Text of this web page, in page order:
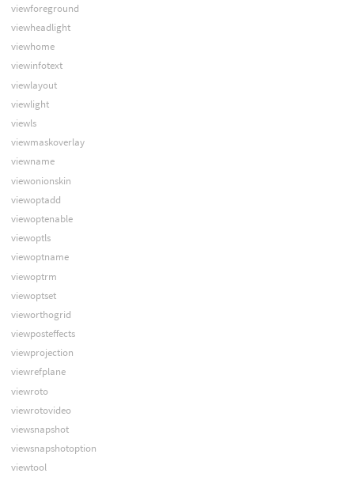
viewforeground
viewheadlight
viewhome
viewinfotext
viewlayout
viewlight
viewls
viewmaskoverlay
viewname
viewonionskin
viewoptadd
viewoptenable
viewoptls
viewoptname
viewoptrm
viewoptset
vieworthogrid
viewposteffects
viewprojection
viewrefplane
viewroto
viewrotovideo
viewsnapshot
viewsnapshotoption
viewtool